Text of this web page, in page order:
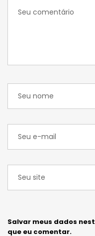
Salvar meus dados
que eu comentar.